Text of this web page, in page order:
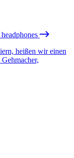
heißen wir einen